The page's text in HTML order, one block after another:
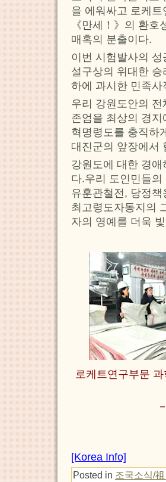
을 에워싸고 로케
《만세！》의 환
매혹의 분출이다.
이번 시험발사의
설구상의 위대한
하에 과시한 민족사
우리 강원도안의
존엄을 최상의 경
혁명령도를 충직하
대진군의 앞장에서
강원도에 대한 경
다.우리 도인민들
유훈관철전, 당정
최고령도자동지의
자의 영예를 더욱
로케트연구부문
[Korea Info]
Posted in 조국소식/